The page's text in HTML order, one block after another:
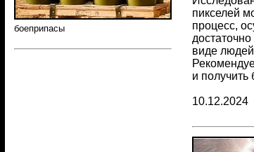
боеприпасы
пикселей
процесс,
виде
и получить
10.12.2024